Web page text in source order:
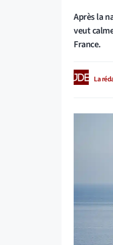
Après la
veut
France.
La